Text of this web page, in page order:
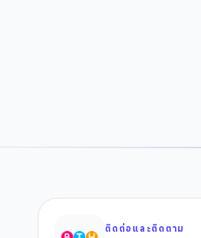
ติดต่อและติดตาม